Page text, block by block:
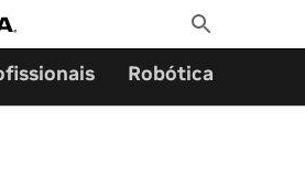
Toggle
Search
Robótica